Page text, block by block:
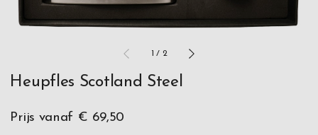
1 / 2
Heupfles Scotland Steel
Prijs vanaf € 69,50